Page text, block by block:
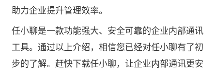
助力企业提升管理效率。
任小聊是一款功能强大、安全可靠的企业内部通讯
工具。通过以上介绍，相信您已经对任小聊有了初
步的了解。赶快下载任小聊，让企业内部通讯更安